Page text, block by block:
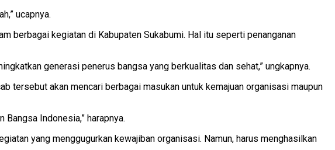
ucapnya.
berbagai kegiatan di Kabupaten Sukabumi. Hal itu seperti penanganan
generasi penerus bangsa yang berkualitas dan sehat,” ungkapnya.
tersebut akan mencari berbagai masukan untuk kemajuan organisasi maupun
Indonesia,” harapnya.
yang menggugurkan kewajiban organisasi. Namun, harus menghasilkan